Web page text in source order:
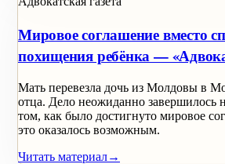
Мировое соглашение вместо
похищения ребёнка —
Мать перевезла дочь из Молдовы в
отца. Дело неожиданно завершилось
том, как было достигнуто мировое
это оказалось возможным.
Читать материал→